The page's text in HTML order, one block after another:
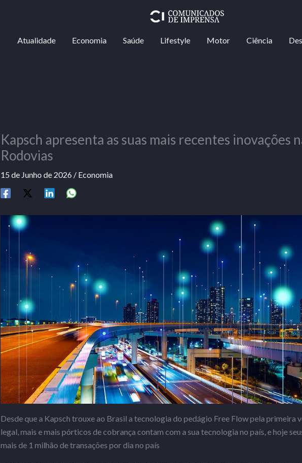
Atualidade Economia Saúde Lifestyle Motor Ciência
Kapsch apresenta as suas mais recentes inovações
Rodovias
15 de Junho de 2026 / Economia
Desde que a Kapsch trouxe ao Brasil a tecnologia do pedágio Free Flow pela primeira
legal, mais e mais pórticos de cobrança contam com a sua tecnologia no país, e hoje
mais de 1 milhão de transações por dia no país